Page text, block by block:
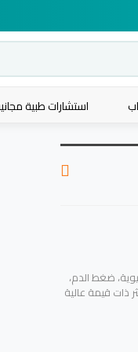
استشارات طبية
ضغط الدم،
ذات قيمة عالية